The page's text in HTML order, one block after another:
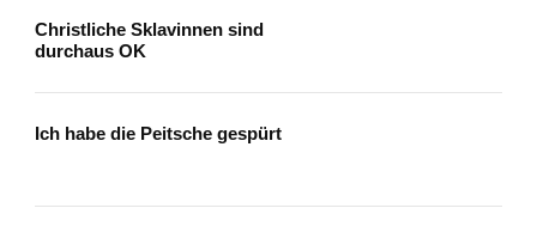
Christliche Sklavinnen sind
durchaus OK
Ich habe die Peitsche gespürt